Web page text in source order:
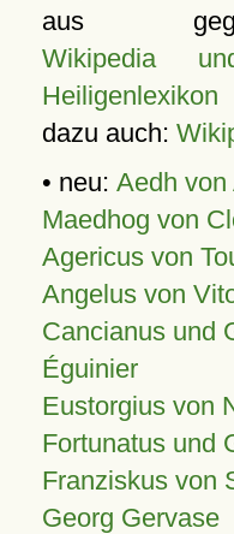
aus
Wikipedia
Heiligenlexikon
dazu auch:
• neu: Aedh von
Maedhog von
Agericus von
Angelus von
Cancianus und
Éguinier
Eustorgius von
Fortunatus und
Franziskus von
Georg Gervase